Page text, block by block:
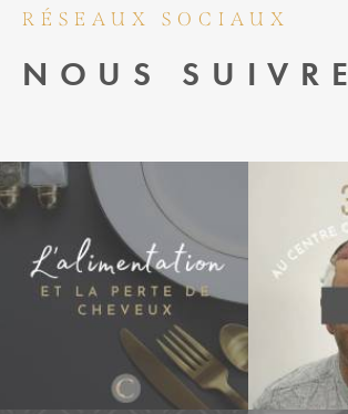
RÉSEAUX SOCIAUX
NOUS SUIVRE